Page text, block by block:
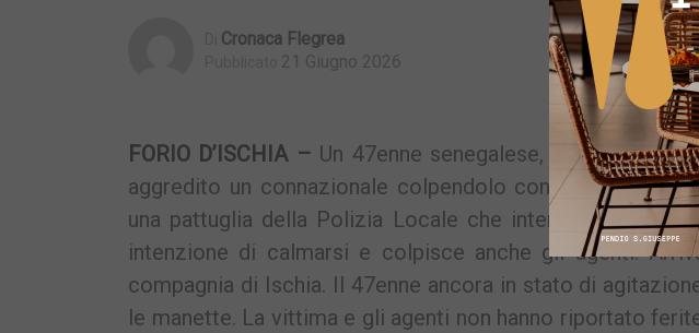
Cronaca Flegrea
21 Giugno 2026
FORIO D’ISCHIA – Un 47enne senegalese, al termine di
aggredito un connazionale colpendolo con un bastone
una pattuglia della Polizia Locale che interviene per
intenzione di calmarsi e colpisce anche gli agenti.
compagnia di Ischia. Il 47enne ancora in stato di
le manette. La vittima e gli agenti non hanno riportato